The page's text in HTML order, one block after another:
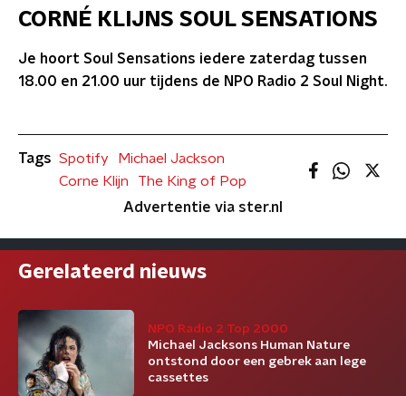
CORNÉ KLIJNS SOUL SENSATIONS
Je hoort Soul Sensations iedere zaterdag tussen
18.00 en 21.00 uur tijdens de NPO Radio 2 Soul Night.
Tags Spotify
Michael Jackson
Corne Klijn
The King of Pop
Advertentie via ster.nl
Gerelateerd nieuws
NPO Radio 2 Top 2000
Michael Jacksons Human Nature
ontstond door een gebrek aan lege
cassettes